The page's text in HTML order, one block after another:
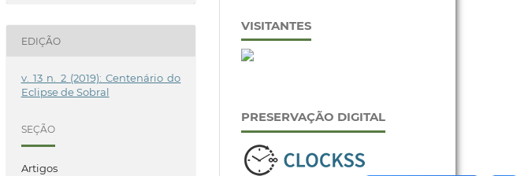
EDIÇÃO
v. 13 n. 2 (2019): Centenário do
Eclipse de Sobral
SEÇÃO
Artigos
VISITANTES
PRESERVAÇÃO DIGITAL